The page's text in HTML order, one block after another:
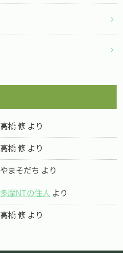
高橋 修 より
高橋 修 より
やまそだち より
多摩NTの住人 より
高橋 修 より